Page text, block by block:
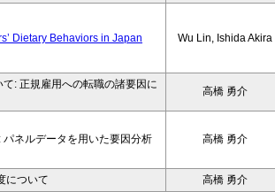
Dietary Behaviors in Japan Wu Lin, Ishida Akira
: 正規雇用への転職の諸要因に
高橋 勇介
ネルデータを用いた要因分析 高橋 勇介
について
高橋 勇介